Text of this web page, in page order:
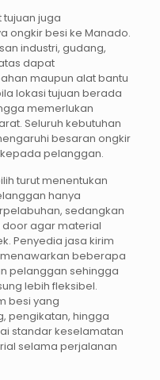
juga
ongkir besi ke Manado.
industri, gudang,
dapat
maupun alat bantu
lokasi tujuan berada
memerlukan
Seluruh kebutuhan
besaran ongkir
pelanggan.
turut menentukan
hanya
sedangkan
agar material
Penyedia jasa kirim
beberapa
pelanggan sehingga
lebih fleksibel.
besi yang
pengikatan, hingga
standar keselamatan
selama perjalanan